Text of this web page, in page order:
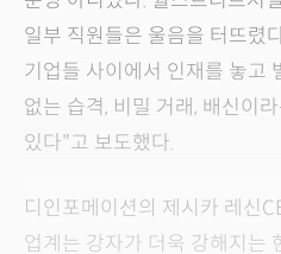
일부 직원들은 울음을 터뜨렸
기업들 사이에서 인재를 놓고
없는 습격, 비밀 거래, 배신이
있다"고 보도했다.
디인포메이션의 제시카 레신
업계는 강자가 더욱 강해지는